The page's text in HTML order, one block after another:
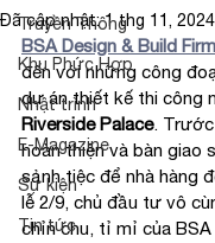
Truyền Thông
Khu Phức Hợp
Nhật trình
E-Magazine
Sự kiện
Tin tức
Đã cập nhật:1 thg 11, 2024
BSA Design & Build Firm
đến với những công
dự án thiết kế thi công
Riverside Palace. Trước
hoàn thiện và bàn giao
sảnh tiệc để nhà hàng
lễ 2/9, chủ đầu tư vô
chỉn chu, tỉ mỉ của